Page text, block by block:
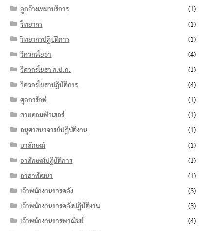
ลูกจ้างเหมาบริการ
(1)
วิทยากร
(1)
วิทยากรปฏิบัติการ
(1)
วิศวกรโยธา
(4)
วิศวกรโยธา ส.ป.ก.
(1)
วิศวกรโยธาปฏิบัติการ
(4)
ศุลการักษ์
(1)
สายคอมพิวเตอร์
(1)
อนุศาสนาจารย์ปฏิบัติงาน
(1)
อาลักษณ์
(1)
อาลักษณ์ปฏิบัติการ
(1)
อาสาพัฒนา
(1)
เจ้าพนักงานการคลัง
(3)
เจ้าพนักงานการคลังปฏิบัติงาน
(3)
เจ้าพนักงานการพาณิชย์
(4)